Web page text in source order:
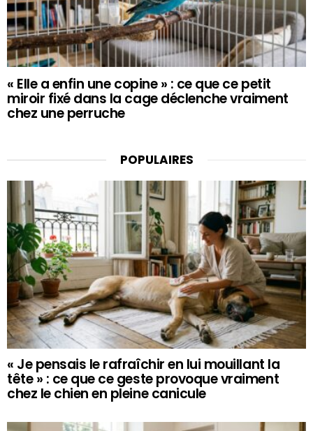
« Elle a enfin une copine » : ce que ce petit
miroir fixé dans la cage déclenche vraiment
chez une perruche
POPULAIRES
« Je pensais le rafraîchir en lui mouillant la
tête » : ce que ce geste provoque vraiment
chez le chien en pleine canicule